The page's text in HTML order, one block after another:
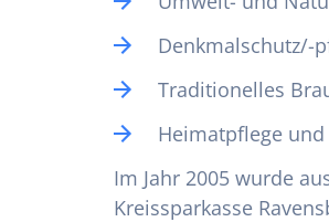
Denkmalschutz/-
Traditionelles
Heimatpflege
Im Jahr 2005 wurde
Kreissparkasse